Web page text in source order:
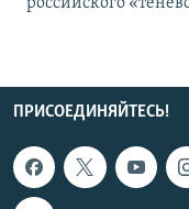
ПРИСОЕДИНЯЙТЕСЬ!